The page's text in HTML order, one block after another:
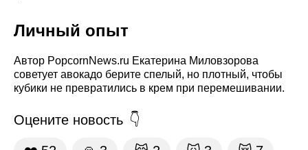
Личный опыт
Автор PopcornNews.ru Екатерина Миловзорова
советует авокадо берите спелый, но плотный, чтобы
кубики не превратились в крем при перемешивании.
Оцените новость